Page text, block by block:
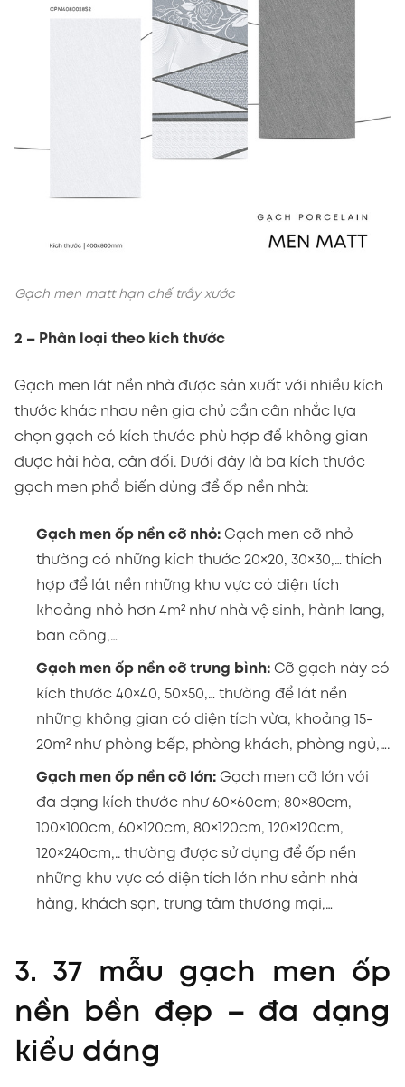
Gạch men matt hạn chế trầy xước
2 – Phân loại theo kích thước
Gạch men lát nền nhà được sản xuất với nhiều kích
thước khác nhau nên gia chủ cần cân nhắc lựa
chọn gạch có kích thước phù hợp để không gian
được hài hòa, cân đối. Dưới đây là ba kích thước
gạch men phổ biến dùng để ốp nền nhà:
Gạch men ốp nền cỡ nhỏ: Gạch men cỡ nhỏ
thường có những kích thước 20×20, 30×30,… thích
hợp để lát nền những khu vực có diện tích
khoảng nhỏ hơn 4m² như nhà vệ sinh, hành lang,
ban công,…
Gạch men ốp nền cỡ trung bình: Cỡ gạch này có
kích thước 40×40, 50×50,… thường để lát nền
những không gian có diện tích vừa, khoảng 15-
20m² như phòng bếp, phòng khách, phòng ngủ,….
Gạch men ốp nền cỡ lớn: Gạch men cỡ lớn với
đa dạng kích thước như 60×60cm; 80×80cm,
100×100cm, 60×120cm, 80×120cm, 120×120cm,
120×240cm,.. thường được sử dụng để ốp nền
những khu vực có diện tích lớn như sảnh nhà
hàng, khách sạn, trung tâm thương mại,…
3. 37 mẫu gạch men ốp
nền bền đẹp – đa dạng
kiểu dáng